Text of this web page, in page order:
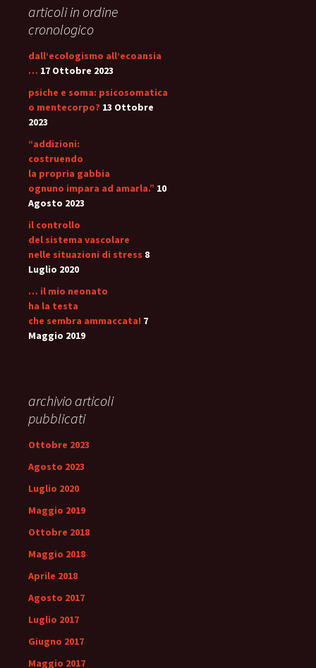
articoli in ordine
cronologico
dall’ecologismo all’ecoansia
… 17 Ottobre 2023
psiche e soma: psicosomatica
o mentecorpo? 13 Ottobre
2023
“addizioni:
costruendo
la propria gabbia
ognuno impara ad amarla.” 10
Agosto 2023
il controllo
del sistema vascolare
nelle situazioni di stress 8
Luglio 2020
… il mio neonato
ha la testa
che sembra ammaccata! 7
Maggio 2019
archivio articoli
pubblicati
Ottobre 2023
Agosto 2023
Luglio 2020
Maggio 2019
Ottobre 2018
Maggio 2018
Aprile 2018
Agosto 2017
Luglio 2017
Giugno 2017
Maggio 2017